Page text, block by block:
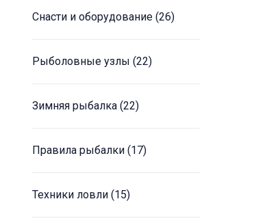
Снасти и оборудование (26)
Рыболовные узлы (22)
Зимняя рыбалка (22)
Правила рыбалки (17)
Техники ловли (15)